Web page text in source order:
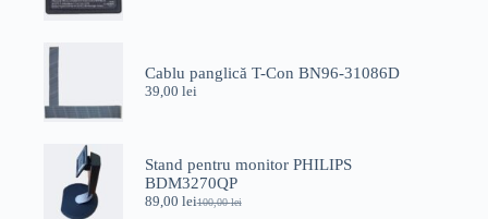
Cablu panglică T-Con BN96-31086D
39,00 lei
Stand pentru monitor PHILIPS
BDM3270QP
100,00lei
Prețul
89,00 leiPrețul